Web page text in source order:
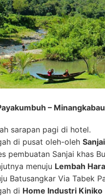
–
sarapan pagi di hotel.
di pusat oleh-oleh
pembuatan Sanjai khas
menuju Lembah
Batusangkar Via Tabek
di Home Industri Kiniko